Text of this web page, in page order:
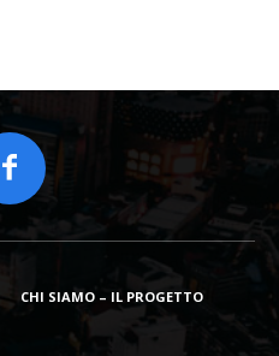
CHI SIAMO – IL PROGETTO